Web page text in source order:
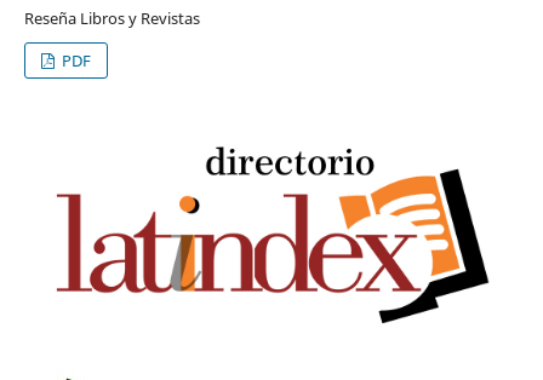
Reseña Libros y Revistas
PDF